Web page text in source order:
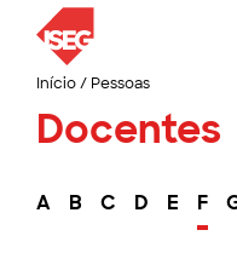
Início/ Pessoas
Docentes
A B C D E F